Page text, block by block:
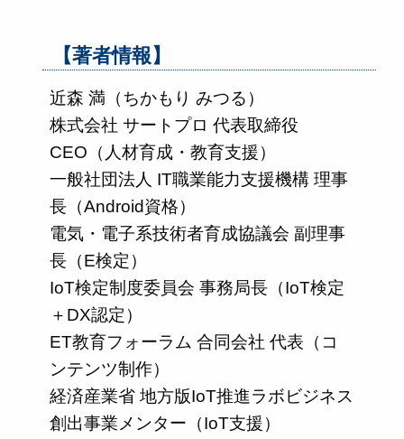
【著者情報】
近森 満（ちかもり みつる）
株式会社 サートプロ 代表取締役
CEO（人材育成・教育支援）
一般社団法人 IT職業能力支援機構 理事
長（Android資格）
電気・電子系技術者育成協議会 副理事
長（E検定）
IoT検定制度委員会 事務局長（IoT検定
＋DX認定）
ET教育フォーラム 合同会社 代表（コ
ンテンツ制作）
経済産業省 地方版IoT推進ラボビジネス
創出事業メンター（IoT支援）